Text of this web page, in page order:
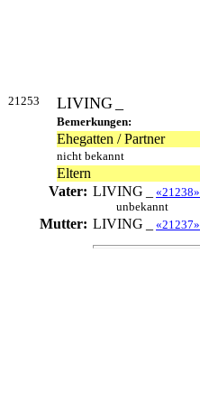
21253 LIVING
Bemerkungen:
Ehegatten / Partner
nicht bekannt
Eltern
Vater: LIVING
«21238»
unbekannt
Mutter: LIVING «21237»